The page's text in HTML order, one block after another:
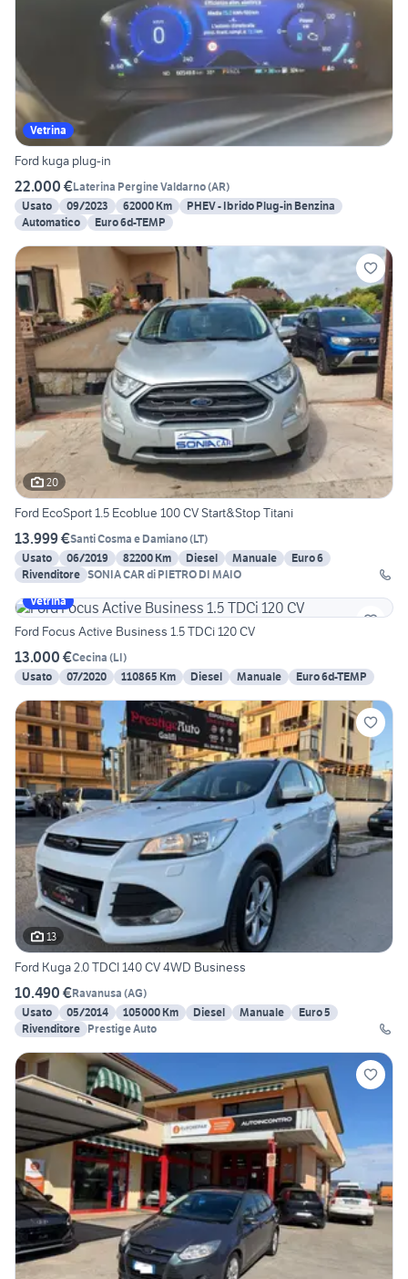
Vetrina
Ford kuga plug-in
22.000 €Laterina Pergine Valdarno(AR)
Usato
09/2023 62000 Km
PHEV - Ibrido Plug-in Benzina
Automatico
Euro 6d-TEMP
20
Ford EcoSport 1.5 Ecoblue 100 CV Start&Stop Titani
13.999 €Santi Cosma e Damiano(LT)
Usato
06/2019 82200 Km Diesel Manuale
Euro 6
Rivenditore SONIA CAR di PIETRO DI MAIO
Vetrina
Ford Focus Active Business 1.5 TDCi 120 CV
13.000 €Cecina (LI)
Usato
07/2020 110865 Km Diesel Manuale Euro 6d-TEMP
13
Ford Kuga 2.0 TDCI 140 CV 4WD Business
10.490 €Ravanusa (AG)
Usato
05/2014 105000 Km Diesel Manuale
Euro 5
Rivenditore Prestige Auto